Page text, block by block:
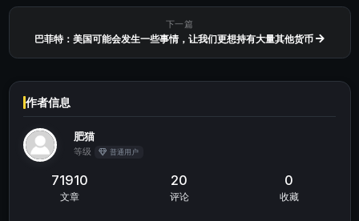
下一篇
巴菲特：美国可能会发生一些事情，让我们更想持有大量其他货币
作者信息
肥猫
等级 普通用户
71910
文章
20
评论
0
收藏